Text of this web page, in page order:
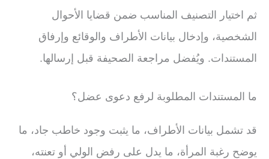
ثم اختيار التصنيف المناسب ضمن قضايا الأحوال
الشخصية، وإدخال بيانات الأطراف والوقائع وإرفاق
المستندات. ويُفضل مراجعة الصحيفة قبل إرسالها.
ما المستندات المطلوبة لرفع دعوى عضل؟
قد تشمل بيانات الأطراف، ما يثبت وجود خاطب جاد، ما
يوضح رغبة المرأة، ما يدل على رفض الولي أو تعنته،